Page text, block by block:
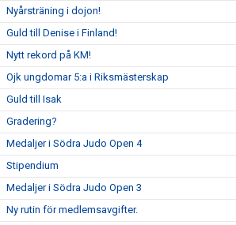
Nyårsträning i dojon!
Guld till Denise i Finland!
Nytt rekord på KM!
Ojk ungdomar 5:a i Riksmästerskap
Guld till Isak
Gradering?
Medaljer i Södra Judo Open 4
Stipendium
Medaljer i Södra Judo Open 3
Ny rutin för medlemsavgifter.